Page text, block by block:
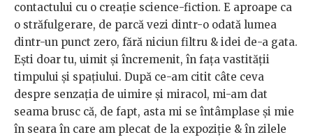
contactului cu o creație science-fiction. E aproape ca
o străfulgerare, de parcă vezi dintr-o odată lumea
dintr-un punct zero, fără niciun filtru & idei de-a gata.
Ești doar tu, uimit și încremenit, în fața vastității
timpului și spațiului. După ce-am citit câte ceva
despre senzația de uimire și miracol, mi-am dat
seama brusc că, de fapt, asta mi se întâmplase și mie
în seara în care am plecat de la expoziție & în zilele